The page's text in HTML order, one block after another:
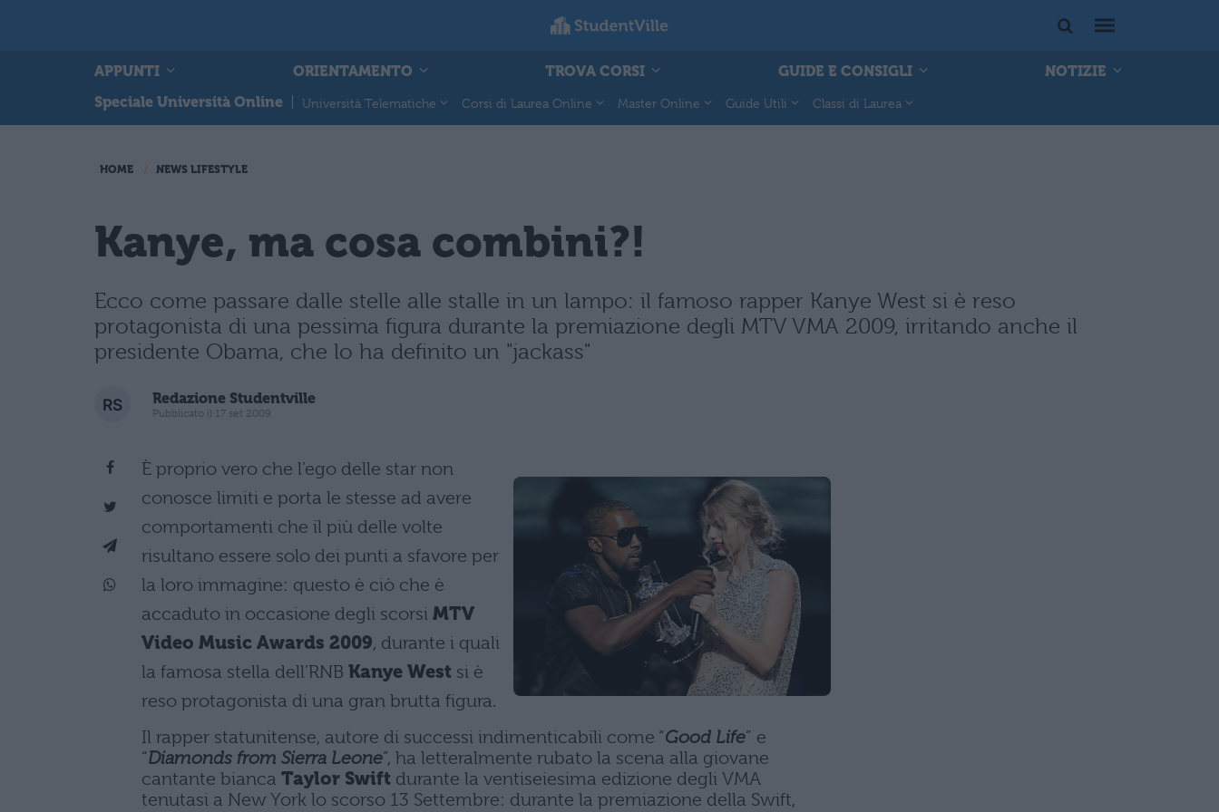
APPUNTI ORIENTAMENTO TROVA CORSI GUIDE E CONSIGLI
NOTIZIE
Speciale Università Online
Università Telematiche Corsi di Laurea Online Master Online Guide Utili Classi di Laurea
HOME NEWS LIFESTYLE
Kanye, ma cosa combini?!
Ecco come passare dalle stelle alle stalle in un lampo: il famoso rapper Kanye West si è reso
protagonista di una pessima figura durante la premiazione degli MTV VMA 2009, irritando anche il
presidente Obama, che lo ha definito un "jackass"
Redazione Studentville
Pubblicato il 17 set 2009
È proprio vero che l’ego delle star non
conosce limiti e porta le stesse ad avere
comportamenti che il più delle volte
risultano essere solo dei punti a sfavore per
la loro immagine: questo è ciò che è
accaduto in occasione degli scorsi MTV
Video Music Awards 2009, durante i quali
la famosa stella dell’RNB Kanye West si è
reso protagonista di una gran brutta figura.
Il rapper statunitense, autore di successi indimenticabili come “Good Life” e
“Diamonds from Sierra Leone”, ha letteralmente rubato la scena alla giovane
cantante bianca Taylor Swift durante la ventiseiesima edizione degli VMA
tenutasi a New York lo scorso 13 Settembre: durante la premiazione della Swift,